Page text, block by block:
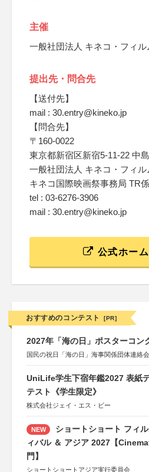
主催
一般社団法人 キネコ・フィル
提出先・問合先
【送付先】
mail : 30.entry@kineko.jp
【問合先】
〒160-0022
東京都新宿区新宿5-11-22 中
一般社団法人 キネコ・フィル
キネコ国際映画祭事務局 TR係
tel : 03-6276-3906
mail : 30.entry@kineko.jp
公式ホー
おすすめのコンテスト [PR]
2027年「海の日」ポスターコン
国民の祝日「海の日」海事関係団体連絡会
UniLife学生下宿年鑑2027 表紙
テスト《学生限定》
株式会社ジェイ・エス・ビー
NEW
ショートショート フィ
ィバル ＆ アジア 2027【
門】
ショートショートアジア実行委員会